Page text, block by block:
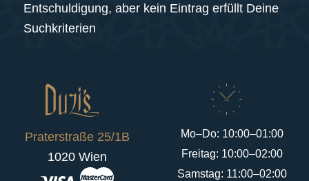
Entschuldigung, aber kein Eintrag erfüllt Deine
Suchkriterien
Praterstraße 25/1B
1020 Wien
Mo–Do: 10:00–01:00
Freitag: 10:00–02:00
Samstag: 11:00–02:00